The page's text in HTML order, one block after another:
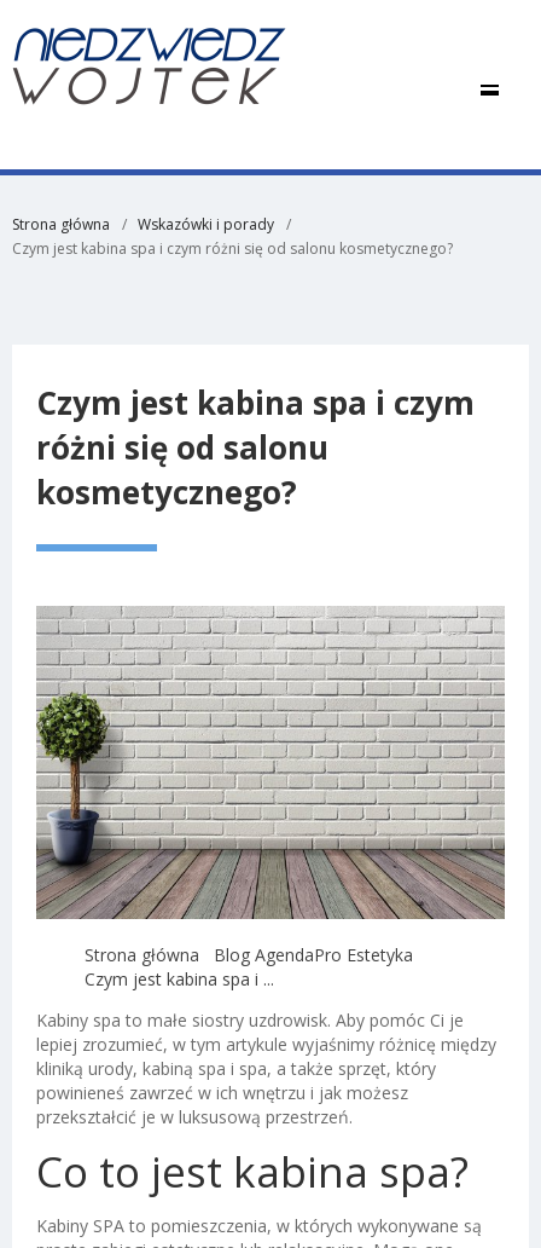
Strona główna
Wskazówki i porady
Czym jest kabina spa i czym różni się od salonu kosmetycznego?
Czym jest kabina spa i czym
różni się od salonu
kosmetycznego?
Strona główna
Blog AgendaPro Estetyka
Czym jest kabina spa i ...
Kabiny spa to małe siostry uzdrowisk. Aby pomóc Ci je
lepiej zrozumieć, w tym artykule wyjaśnimy różnicę między
kliniką urody, kabiną spa i spa, a także sprzęt, który
powinieneś zawrzeć w ich wnętrzu i jak możesz
przekształcić je w luksusową przestrzeń.
Co to jest kabina spa?
Kabiny SPAto pomieszczenia, w których wykonywane są